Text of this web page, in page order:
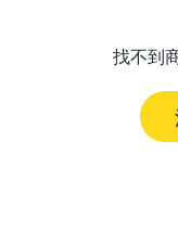
找不到